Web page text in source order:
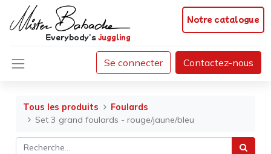
Notre catalogue
Everybody'sjuggling
Se connecter Contactez-nous
Tous les produits
Foulards
Set 3 grand foulards - rouge/jaune/bleu